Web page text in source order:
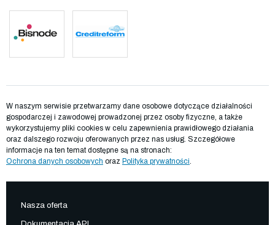
W naszym serwisie przetwarzamy dane osobowe dotyczące działalności
gospodarczej i zawodowej prowadzonej przez osoby fizyczne, a także
wykorzystujemy pliki cookies w celu zapewnienia prawidłowego działania
oraz dalszego rozwoju oferowanych przez nas usług. Szczegółowe
informacje na ten temat dostępne są na stronach:
Ochrona danych osobowych oraz Polityka prywatności.
Nasza oferta